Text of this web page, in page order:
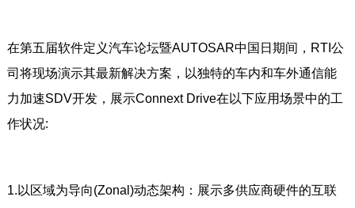
在第五届软件定义汽车论坛暨AUTOSAR中国日期间，RTI公
司将现场演示其最新解决方案，以独特的车内和车外通信能
力加速SDV开发，展示Connext Drive在以下应用场景中的工
作状况:
1.以区域为导向(Zonal)动态架构：展示多供应商硬件的互联